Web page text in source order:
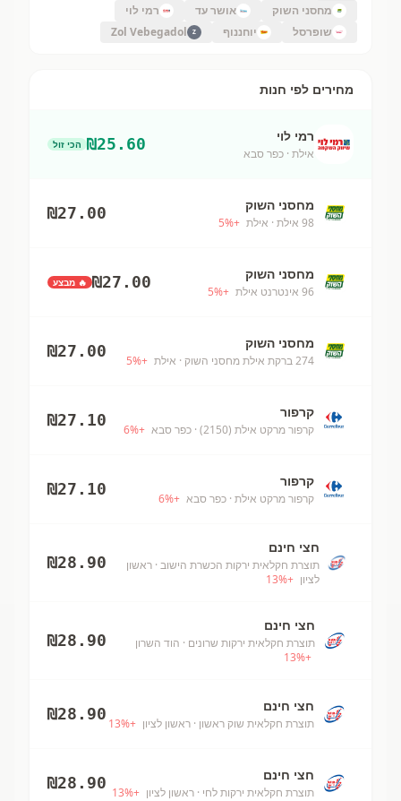
מחסני השוק
אושר עד
רמי לוי
שופרסל
יוחננוף Z
Zol Vebegadol
מחירים לפי חנות
רמי לוי
אילת · כפר סבא
₪25.60 הכי זול
מחסני השוק
98 אילת · אילת +
5%
₪27.00
מחסני השוק
96 אינטרנט אילת +
5%
₪27.00 🔥 מבצע
מחסני השוק
274 ברקת אילת מחסני השוק · אילת +
5%
₪27.00
קרפור
קרפור מרקט אילת (2150) · כפר סבא +
6%
₪27.10
קרפור
קרפור מרקט אילת · כפר סבא +
6%
₪27.10
חצי חינם
תוצרת חקלאית ירקות הכשרת הישוב· ראשון
לציון +
13%
₪28.90
חצי חינם
תוצרת חקלאית ירקות שרונים · הוד השרון
+
13%
₪28.90
חצי חינם
תוצרת חקלאית שוק ראשון · ראשון לציון +
13%
₪28.90
חצי חינם
תוצרת חקלאית ירקות לחי · ראשון לציון +
13%
₪28.90